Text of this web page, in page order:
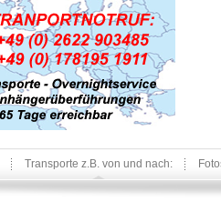
Transporte z.B. von und nach: